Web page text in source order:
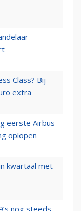
Class? Bij
extra
eerste Airbus
oplopen
kwartaal met